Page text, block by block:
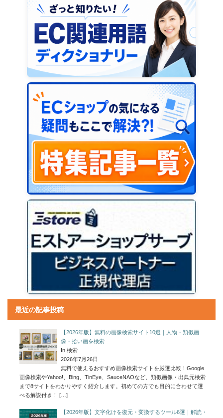
最近の記事投稿
【2026年版】無料の画像検索サイト10選｜人物・類似画
像・拾い画を検索
In 検索
2026年7月26日
無料で使えるおすすめ画像検索サイトを厳選比較！Google
画像検索やYahoo!、Bing、TinEye、SauceNAOなど、類似画像・出典元検索
まで8サイトをわかりやすく紹介します。初めての方でも目的に合わせて選
べる解説付き！
[…]
【2026年版】文字化けを復元・変換するツール6選｜解読・